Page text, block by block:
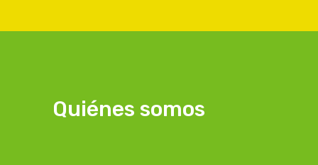
Quiénes somos